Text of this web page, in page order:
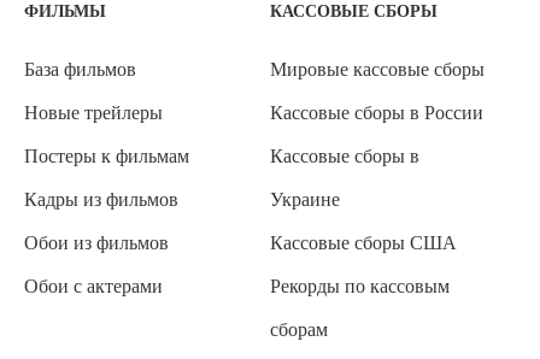
ФИЛЬМЫ
База фильмов
Новые трейлеры
Постеры к фильмам
Кадры из фильмов
Обои из фильмов
Обои с актерами
КАССОВЫЕ СБОРЫ
Мировые кассовые сборы
Кассовые сборы в России
Кассовые сборы в
Украине
Кассовые сборы США
Рекорды по кассовым
сборам